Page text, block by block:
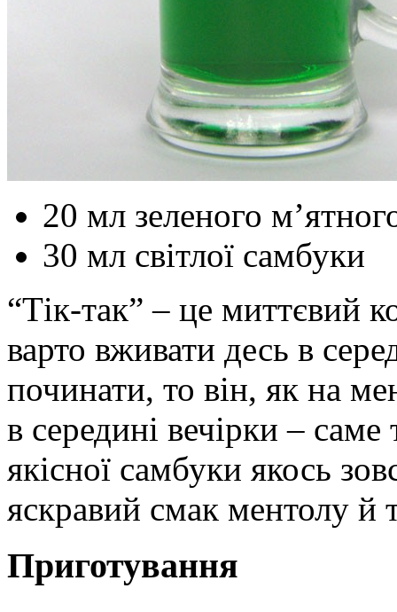
20 мл зеленого
30 мл світлої самбуки
“Тік-так” – це миттєвий
варто вживати десь в
починати, то він, як на
в середині вечірки –
якісної самбуки якось
яскравий смак ментолу й
Приготування